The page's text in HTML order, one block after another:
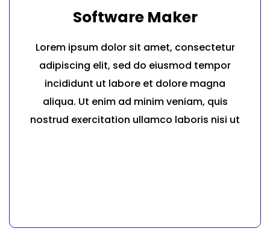
Software Maker
Lorem ipsum dolor sit amet, consectetur
adipiscing elit, sed do eiusmod tempor
incididunt ut labore et dolore magna
aliqua. Ut enim ad minim veniam, quis
nostrud exercitation ullamco laboris nisi ut